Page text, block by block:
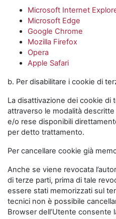
Microsoft Internet
Microsoft Edge
Google Chrome
Mozilla Firefox
Opera
Apple Safari
b. Per disabilitare i cookie di
La disattivazione dei cookie di
attraverso le modalità
e/o rese disponibili
per detto trattamento.
Per cancellare cookie già
Anche se viene revocata
di terze parti, prima di tale
essere stati memorizzati sul
tecnici non è possibile
Browser dell’Utente consente